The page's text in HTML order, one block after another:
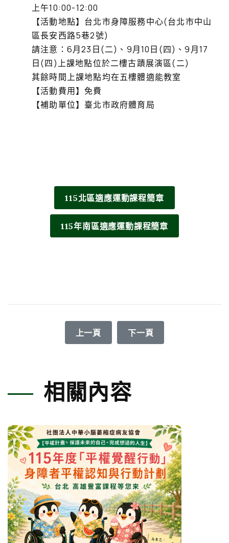
上午10:00-12:00
【活動地點】台北市身障服務中心(台北市中山
區長安西路5巷2號)
請注意：6月23日(二)、9月10日(四)、9月17
日(四)上課地點位於二樓古蹟展演區(二)
其餘時間上課地點均在五樓體適能教室
【活動費用】免費
【補助單位】臺北市政府體育局
115北區適應運動課程簡章
115年南區適應運動課程簡章
上一篇文章: 115年度「平權覺醒行動」
上一頁 下一篇文章: 【公告】115
下一頁
相關內容